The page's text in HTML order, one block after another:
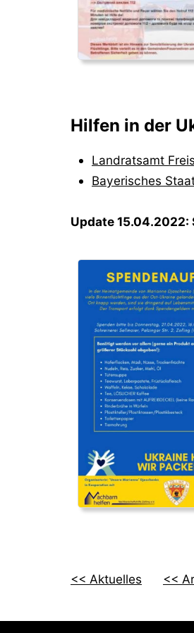
Hilfen in der
Landratsamt
Bayerisches
Update
<< Aktuelles <<